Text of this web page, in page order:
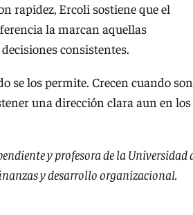
rapidez, Ercoli sostiene que el
la marcan aquellas
consistentes.
se los permite. Crecen cuando son
una dirección clara aun en los
y profesora de la Universidad
y desarrollo organizacional.